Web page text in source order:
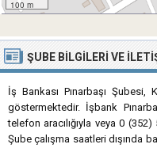
100 m
ŞUBE BILGILERI VE
İş Bankası Pınarbaşı Şubesi,
göstermektedir. İşbank
telefon aracılığıyla veya 0
Şube çalışma saatleri dışında